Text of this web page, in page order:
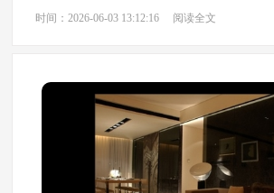
时间：2026-06-03 13:12:16 阅读全文